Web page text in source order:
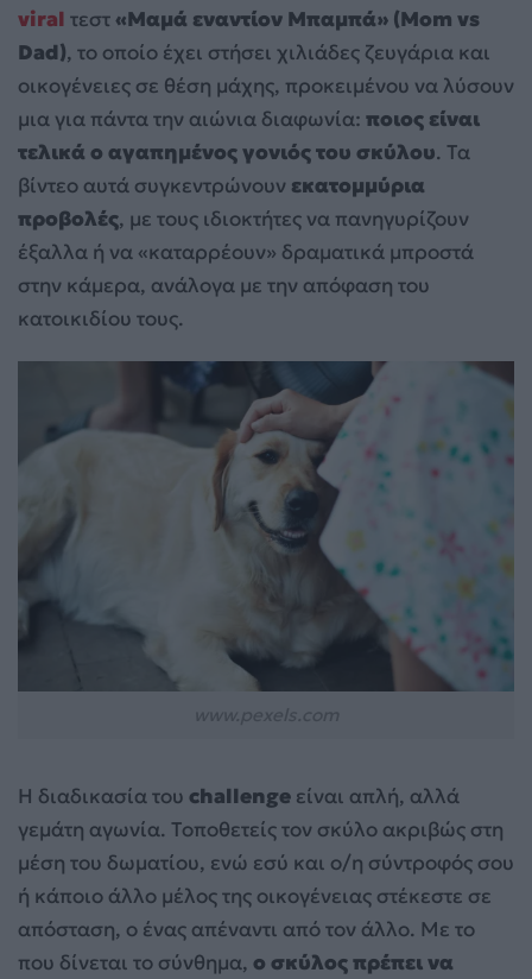
viral τεστ«Μαμά εναντίον Μπαμπά» (Mom vs
Dad), το οποίο έχει στήσει χιλιάδες ζευγάρια και
οικογένειες σε θέση μάχης, προκειμένου να λύσουν
μια για πάντα την αιώνια διαφωνία: ποιος είναι
τελικά ο αγαπημένος γονιός του σκύλου. Τα
βίντεο αυτά συγκεντρώνουν εκατομμύρια
προβολές, με τους ιδιοκτήτες να πανηγυρίζουν
έξαλλα ή να «καταρρέουν» δραματικά μπροστά
στην κάμερα, ανάλογα με την απόφαση του
κατοικιδίου τους.
Η διαδικασία του challenge είναι απλή, αλλά
γεμάτη αγωνία. Τοποθετείς τον σκύλο ακριβώς στη
μέση του δωματίου, ενώ εσύ και ο/η σύντροφός σου
ή κάποιο άλλο μέλος της οικογένειας στέκεστε σε
απόσταση, ο ένας απέναντι από τον άλλο. Με το
που δίνεται το σύνθημα, ο σκύλος πρέπει να